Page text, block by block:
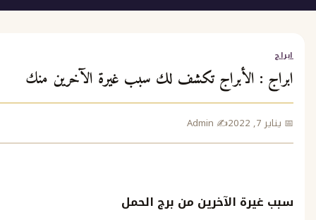
تكشف لك سبب غيرة الآخرين منك
✍️ Admin
الآخرين من برج الحمل